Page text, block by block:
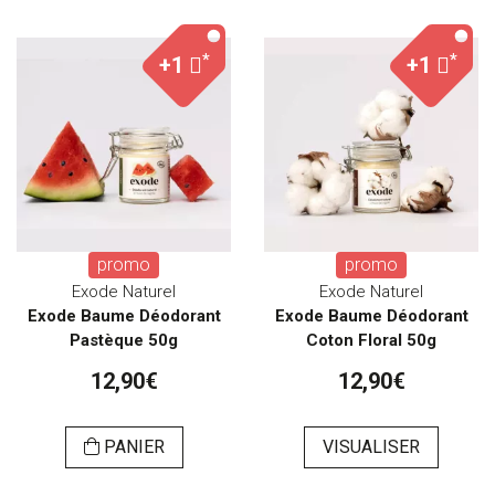
+1 *
promo
Exode Naturel
Exode Baume Déodorant
Pastèque 50g
12,90€
PANIER
+1 *
promo
Exode Naturel
Exode Baume Déodorant
Coton Floral 50g
12,90€
VISUALISER